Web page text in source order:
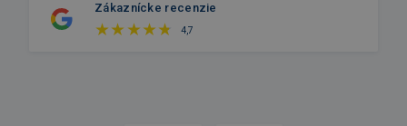
Zákaznícke recenzie
4,7